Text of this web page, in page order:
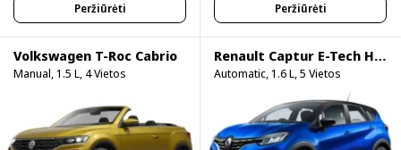
Peržiūrėti Peržiūrėti
Volkswagen T-Roc Cabrio
Manual, 1.5 L, 4 Vietos
Renault Captur E-Tech Hybrid
Automatic, 1.6 L, 5 Vietos